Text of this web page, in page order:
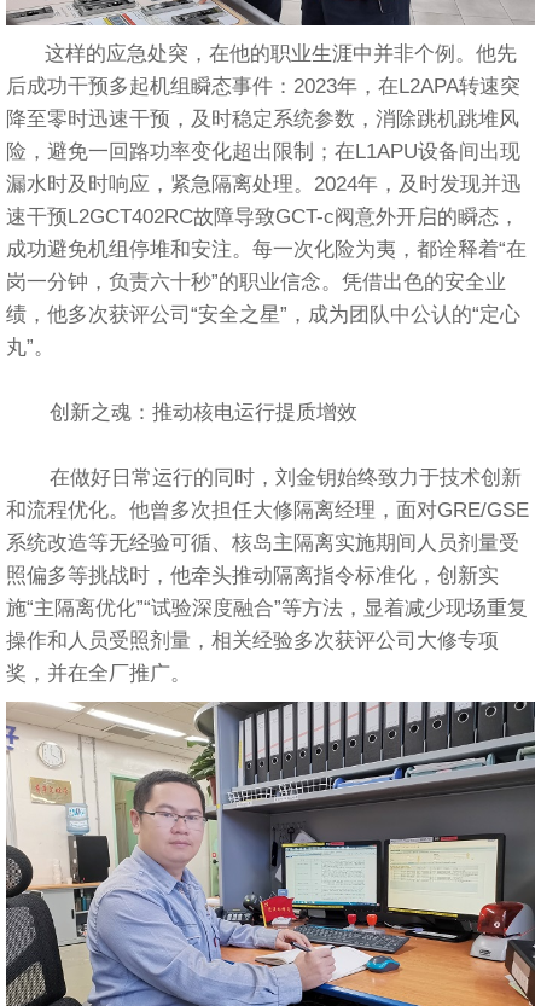
这样的应急处突，在他的职业生涯中并非个例。他先
后成功干预多起机组瞬态事件：2023年，在L2APA转速突
降至零时迅速干预，及时稳定系统参数，消除跳机跳堆风
险，避免一回路功率变化超出限制；在L1APU设备间出现
漏水时及时响应，紧急隔离处理。2024年，及时发现并迅
速干预L2GCT402RC故障导致GCT-c阀意外开启的瞬态，
成功避免机组停堆和安注。每一次化险为夷，都诠释着“在
岗一分钟，负责六十秒”的职业信念。凭借出色的安全业
绩，他多次获评公司“安全之星”，成为团队中公认的“定心
丸”。
创新之魂：推动核电运行提质增效
在做好日常运行的同时，刘金钥始终致力于技术创新
和流程优化。他曾多次担任大修隔离经理，面对GRE/GSE
系统改造等无经验可循、核岛主隔离实施期间人员剂量受
照偏多等挑战时，他牵头推动隔离指令标准化，创新实
施“主隔离优化”“试验深度融合”等方法，显着减少现场重复
操作和人员受照剂量，相关经验多次获评公司大修专项
奖，并在全厂推广。